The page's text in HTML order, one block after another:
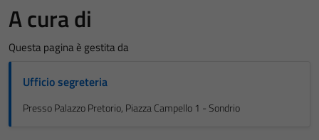
A cura di
Questa pagina è gestita da
Ufficio segreteria
Presso Palazzo Pretorio, Piazza Campello 1 - Sondrio